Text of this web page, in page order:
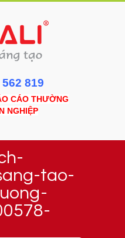
819
CÁO THƯỜNG
NGHIỆP
tao-